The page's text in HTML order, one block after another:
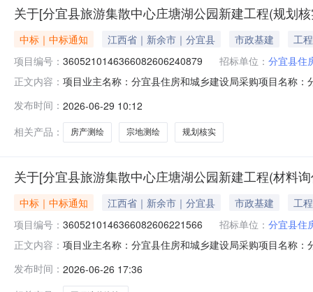
关于[分宜县旅游集散中心庄塘湖公园新建工程(规划
中标｜中标通知 江西省｜新余市｜分宜县 市政基建
工程
项目编号： 3605210146366082606240879 招标单位： 分宜县住
正文内容： 项目业主名称：分宜县住房和城乡建设局采购项目名称
最低金额3500元，最高金额6000元。洽谈时间：3（个
发布时间： 2026-06-29 10:12
相关产品：
房产测绘 宗地测绘 规划核实
关于[分宜县旅游集散中心庄塘湖公园新建工程(材料
中标｜中标通知 江西省｜新余市｜分宜县 市政基建
工程
项目编号： 3605210146366082606221566 招标单位： 分宜县住
正文内容： 项目业主名称：分宜县住房和城乡建设局采购项目名称
间：3（个工作日）签订合同时间：15（个工作日）合同
发布时间： 2026-06-26 17:36